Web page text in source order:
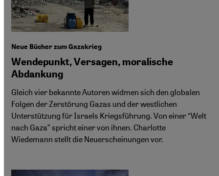
Neue Bücher zum Gazakrieg
Wendepunkt, Versagen, moralische
Abdankung
Gleich vier bekannte Autoren widmen sich den globalen
Folgen der Zerstörung Gazas und der westlichen
Unterstützung für Israels Kriegsführung. Von einer “Welt
nach Gaza” spricht einer von ihnen. Charlotte
Wiedemann stellt die Neuerscheinungen vor.